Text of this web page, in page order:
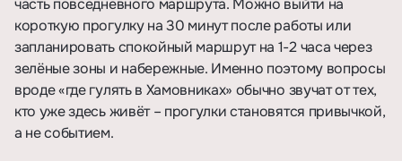
часть повседневного маршрута. Можно выйти на
короткую прогулку на 30 минут после работы или
запланировать спокойный маршрут на 1-2 часа через
зелёные зоны и набережные. Именно поэтому вопросы
вроде «где гулять в Хамовниках» обычно звучат от тех,
кто уже здесь живёт – прогулки становятся привычкой,
а не событием.